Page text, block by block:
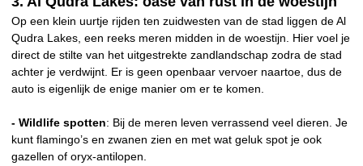
Op een klein uurtje rijden ten zuidwesten van de stad liggen de Al
Qudra Lakes, een reeks meren midden in de woestijn. Hier voel je
direct de stilte van het uitgestrekte zandlandschap zodra de stad
achter je verdwijnt. Er is geen openbaar vervoer naartoe, dus de
auto is eigenlijk de enige manier om er te komen.
- Wildlife spotten: Bij de meren leven verrassend veel dieren. Je
kunt flamingo’s en zwanen zien en met wat geluk spot je ook
gazellen of oryx-antilopen.